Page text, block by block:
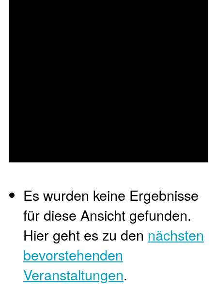
Es wurden keine Ergebnisse
für diese Ansicht gefunden.
Hier geht es zu den nächsten
bevorstehenden
Veranstaltungen.